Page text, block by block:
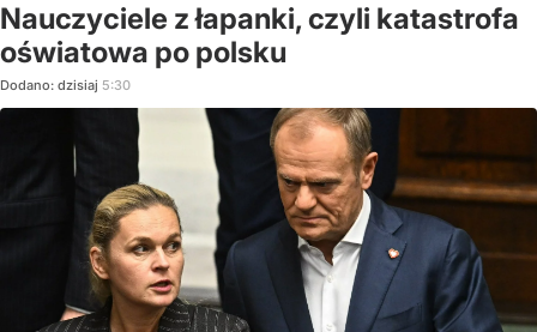
Nauczyciele z łapanki, czyli katastrofa
oświatowa po polsku
Dodano: dzisiaj 5:30